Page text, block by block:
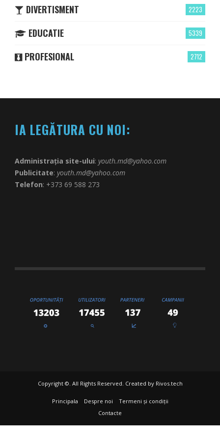
2223
DIVERTISMENT
5339
EDUCATIE
2712
PROFESIONAL
IA LEGĂTURA CU NOI:
Administrația site-ului: youth.md@yahoo.com
Publicitate: youth.md@yahoo.com
Telefon: +373 69 588 273
Copyright ©. All Rights Reserved. Created by Rivos.tech
Principala Despre noi
Termeni și condiții
Contacte